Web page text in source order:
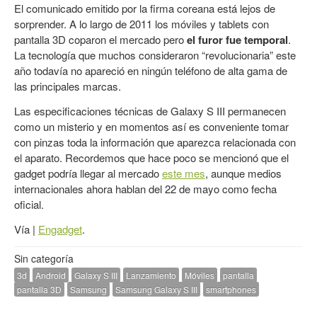
El comunicado emitido por la firma coreana está lejos de
sorprender. A lo largo de 2011 los móviles y tablets con
pantalla 3D coparon el mercado peroel furor fue temporal.
La tecnología que muchos consideraron “revolucionaria” este
año todavía no apareció en ningún teléfono de alta gama de
las principales marcas.
Las especificaciones técnicas de Galaxy S III permanecen
como un misterio y en momentos así es conveniente tomar
con pinzas toda la información que aparezca relacionada con
el aparato. Recordemos que hace poco se mencionó que el
gadget podría llegar al mercadoeste mes, aunque medios
internacionales ahora hablan del 22 de mayo como fecha
oficial.
Vía | Engadget.
Sin categoría
3d Android Galaxy S III Lanzamiento Móviles
pantalla
pantalla 3D
Samsung Samsung Galaxy S III smartphones